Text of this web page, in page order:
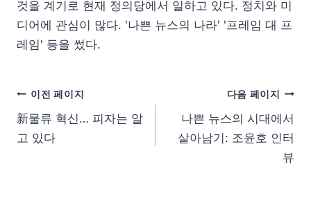
것을 계기로 현재 정의당에서 일하고 있다. 정치와 미
디어에 관심이 많다. '나쁜 뉴스의 나라' '프레임 대 프
레임' 등을 썼다.
이전 페이지
新물류 혁신… 피자는 알
고 있다
다음 페이지
나쁜 뉴스의 시대에서
살아남기: 조윤호 인터
뷰